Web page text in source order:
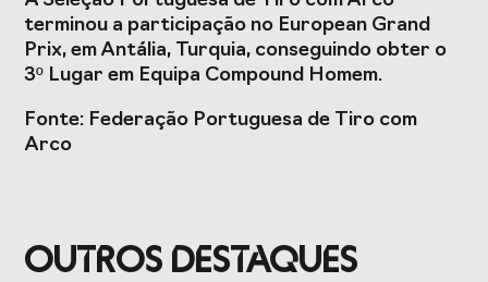
Estudos e Projetos
O Valor do
Desporto
financiamento
(1996-2024) e o seu
Estudo
caracterizador do
em Portugal e
terminou a participação no European Grand
Prix, em Antália, Turquia, conseguindo obter o
3º Lugar em Equipa Compound Homem.
Fonte: Federação Portuguesa de Tiro com
Arco
OUTROS DESTAQUES